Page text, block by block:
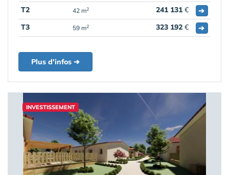
T2 42 m2 241 131 €
➔
T3
59 m2 323 192 € ➔
Plus d'infos ➔
INVESTISSEMENT